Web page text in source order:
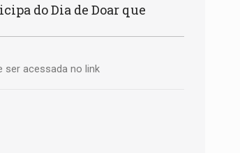
do Dia de Doar que
ser acessada no link